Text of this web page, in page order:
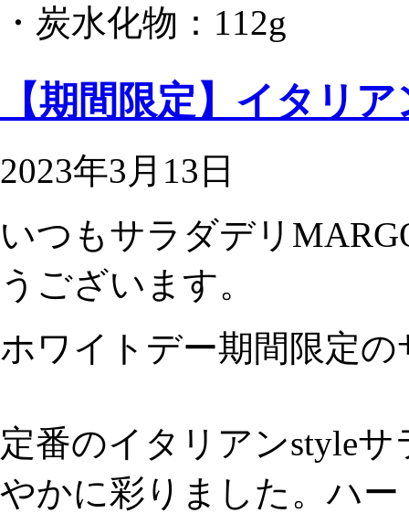
・炭水化物：112g
【期間限定】イタリ
2023年3月13日
いつもサラダデリ
うございます。
ホワイトデー期間限定
定番のイタリアンstyle
やかに彩りました。ハ